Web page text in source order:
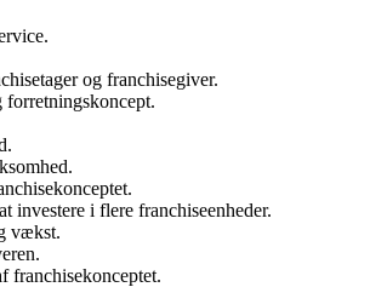
og franchisegiver.
forretningskoncept.
i flere franchiseenheder.
vækst.
franchisekonceptet.